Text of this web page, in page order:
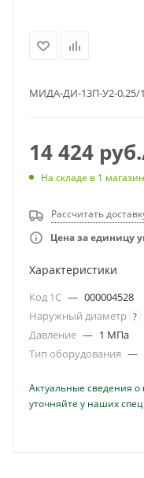
МИДА-ДИ-13П-У2-0,25/
14 424 руб.
На складе в 1
Рассчитать
Цена за единицу
Характеристики
Код 1С — 000004528
Наружный диаметр ?
Давление — 1 МПа
Тип оборудования —
Актуальные сведения о
уточняйте у наших